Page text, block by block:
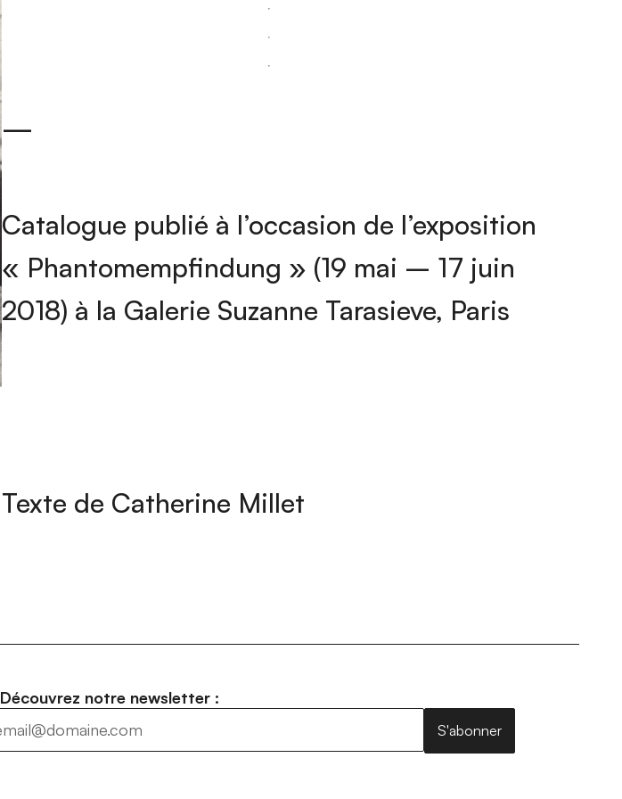
—
Catalogue publié à l’occasion de l’exposition
« Phantomempfindung » (19 mai – 17 juin
2018) à la Galerie Suzanne Tarasieve, Paris
Texte de Catherine Millet
Découvrez notre newsletter :
S'abonner